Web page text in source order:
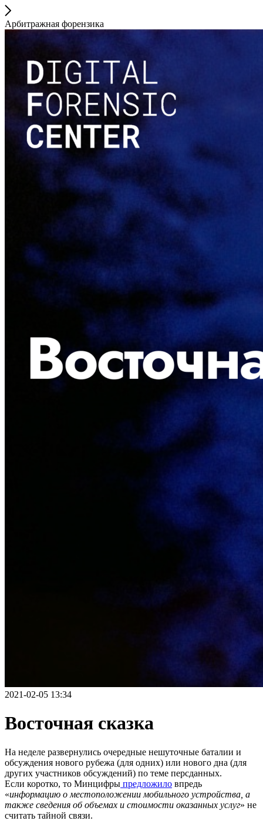
Арбитражная форензика
2021-02-05 13:34
Восточная сказка
На неделе развернулись очередные нешуточные баталии и
обсуждения нового рубежа (для одних) или нового дна (для
других участников обсуждений) по теме персданных.
Если коротко, то Минцифры предложило впредь
«информацию о местоположении мобильного устройства, а
также сведения об объемах и стоимости оказанных услуг» не
считать тайной связи.